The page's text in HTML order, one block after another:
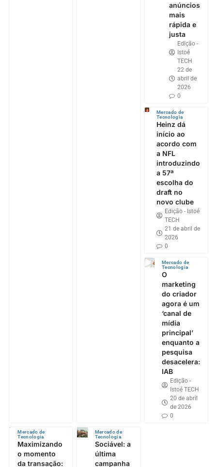
anúncios
mais
rápida e
justa
Edição -
Istoé
TECH
22 de
abril de
2026
0
Mercado de
Tecnologia
Heinz dá
início ao
acordo com
a NFL
introduzindo
a 57ª
escolha do
draft no
novo clube
Edição - Istoé
TECH
21 de abril de
2026
0
Mercado de
Tecnologia
O
marketing
do criador
agora é um
‘canal de
mídia
principal’
enquanto a
pesquisa
desacelera:
IAB
Edição -
Istoé TECH
20 de abril
de 2026
0
Mercado de
Tecnologia
Maximizando
o momento
da transação:
Mercado de
Tecnologia
Sociável: a
última
campanha